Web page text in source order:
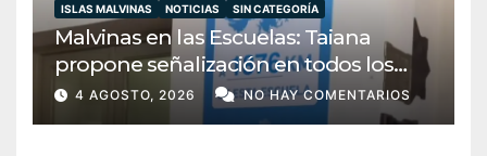
ISLAS MALVINAS NOTICIAS SIN CATEGORÍA
Malvinas en las Escuelas: Taiana
propone señalización en todos los
establecimientos del país
4 AGOSTO, 2026 NO HAY COMENTARIOS